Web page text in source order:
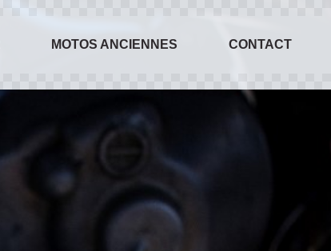
MOTOS ANCIENNES CONTACT